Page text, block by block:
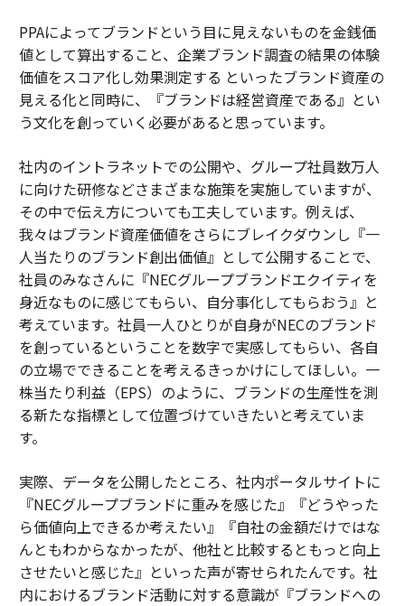
PPAによってブランドという目に見えないものを金銭価
値として算出すること、企業ブランド調査の結果の体験
価値をスコア化し効果測定する といったブランド資産の
見える化と同時に、『ブランドは経営資産である』とい
う文化を創っていく必要があると思っています。
社内のイントラネットでの公開や、グループ社員数万人
に向けた研修などさまざまな施策を実施していますが、
その中で伝え方についても工夫しています。例えば、
我々はブランド資産価値をさらにブレイクダウンし『一
人当たりのブランド創出価値』として公開することで、
社員のみなさんに『NECグループブランドエクイティを
身近なものに感じてもらい、自分事化してもらおう』と
考えています。社員一人ひとりが自身がNECのブランド
を創っているということを数字で実感してもらい、各自
の立場でできることを考えるきっかけにしてほしい。一
株当たり利益（EPS）のように、ブランドの生産性を測
る新たな指標として位置づけていきたいと考えていま
す。
実際、データを公開したところ、社内ポータルサイトに
『NECグループブランドに重みを感じた』『どうやった
ら価値向上できるか考えたい』『自社の金額だけではな
んともわからなかったが、他社と比較するともっと向上
させたいと感じた』といった声が寄せられたんです。社
内におけるブランド活動に対する意識が『ブランドへの